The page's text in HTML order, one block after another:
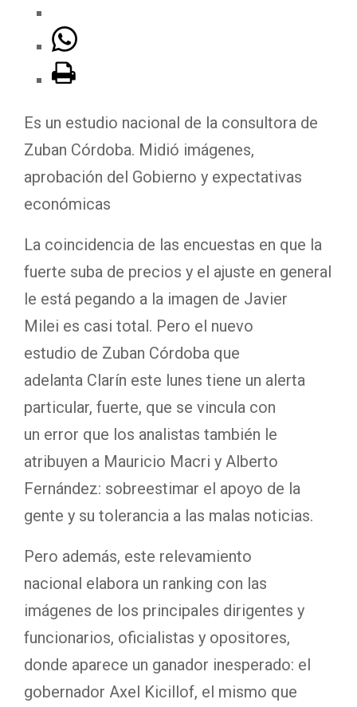
Es un estudio nacional de la consultora de
Zuban Córdoba. Midió imágenes,
aprobación del Gobierno y expectativas
económicas
La coincidencia de las encuestas en que la
fuerte suba de precios y el ajuste en general
le está pegando a la imagen de Javier
Milei es casi total. Pero el nuevo
estudio de Zuban Córdoba que
adelanta Clarín este lunes tiene un alerta
particular, fuerte, que se vincula con
un error que los analistas también le
atribuyen a Mauricio Macri y Alberto
Fernández: sobreestimar el apoyo de la
gente y su tolerancia a las malas noticias.
Pero además, este relevamiento
nacional elabora un ranking con las
imágenes de los principales dirigentes y
funcionarios, oficialistas y opositores,
donde aparece un ganador inesperado: el
gobernador Axel Kicillof, el mismo que